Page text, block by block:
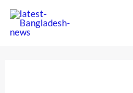
Skip
content